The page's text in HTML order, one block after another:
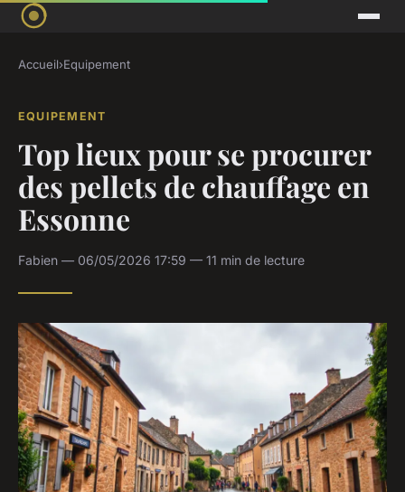
Accueil›Equipement
EQUIPEMENT
Top lieux pour se procurer
des pellets de chauffage en
Essonne
Fabien — 06/05/2026 17:59 — 11 min de lecture